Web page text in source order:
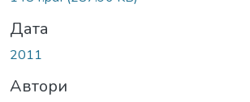
Дата
2011
Автори